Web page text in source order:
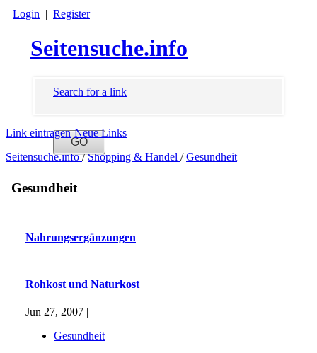
Login | Register
Seitensuche.info
Search for a link
Link eintragen Neue Links
Seitensuche.info/ Shopping & Handel / Gesundheit
Gesundheit
Nahrungsergänzungen
Rohkost und Naturkost
Jun 27, 2007 |
Gesundheit